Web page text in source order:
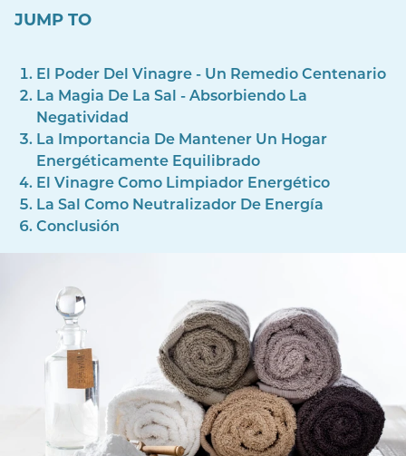
JUMP TO
El Poder Del Vinagre - Un Remedio Centenario
La Magia De La Sal - Absorbiendo La
Negatividad
La Importancia De Mantener Un Hogar
Energéticamente Equilibrado
El Vinagre Como Limpiador Energético
La Sal Como Neutralizador De Energía
Conclusión